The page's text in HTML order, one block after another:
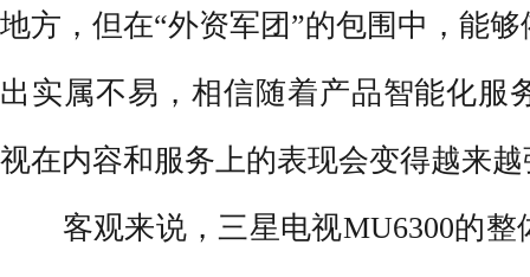
地方，但在“外资军团”的包围中，能
出实属不易，相信随着产品智能化服
视在内容和服务上的表现会变得越来
客观来说，三星电视MU6300的整